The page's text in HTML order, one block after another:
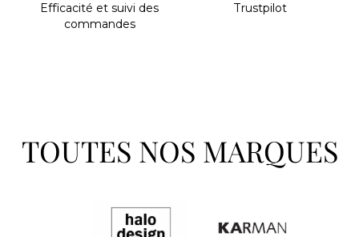
Efﬁcacité et suivi des
commandes
Trustpilot
TOUTES NOS MARQUES